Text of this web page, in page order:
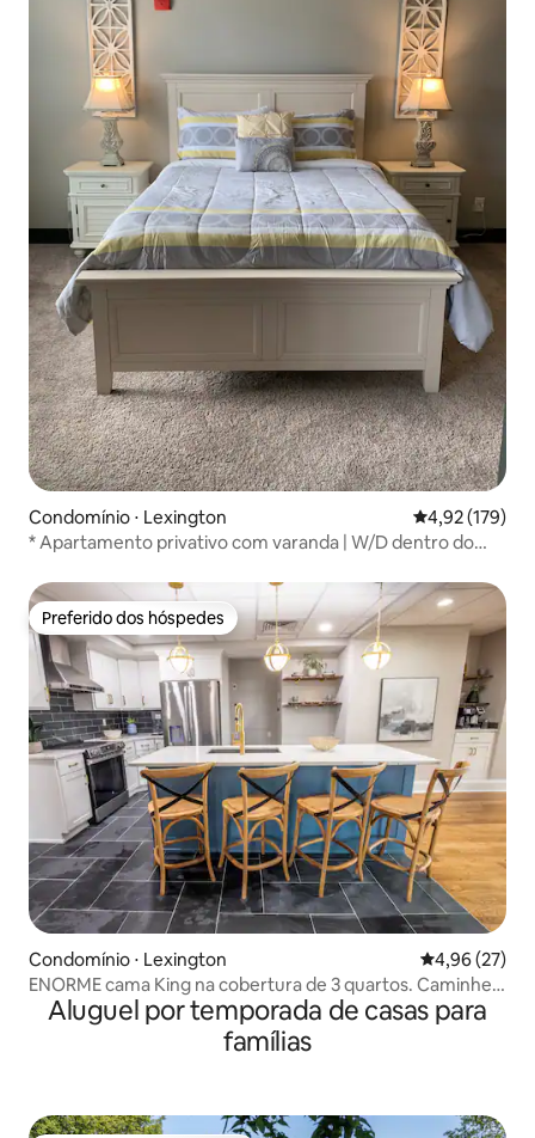
Condomínio ⋅ Lexington 4,92 de uma
4,92 (179)
* Apartamento privativo com varanda | W/D dentro do
Preferido dos hóspedes
Preferido dos hóspedes
Condomínio ⋅ Lexington 4,96 de uma
4,96 (27)
ENORME cama King na cobertura de 3 quartos. Caminhe
até o elevador RUPP
Aluguel por temporada de casas para
famílias